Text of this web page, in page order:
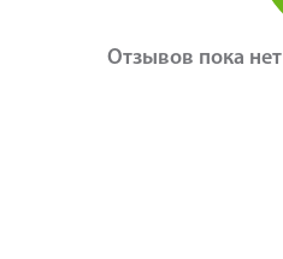
Отзывов пока нет